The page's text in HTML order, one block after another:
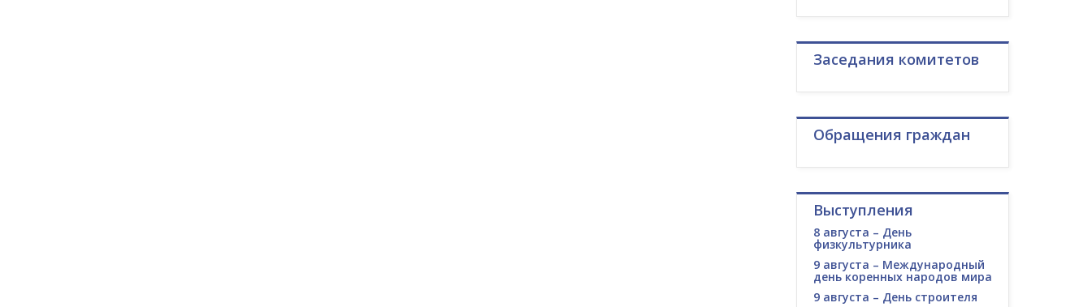
Заседания комитетов
Обращения граждан
Выступления
8 августа – День
физкультурника
9 августа – Международный
день коренных народов мира
9 августа – День строителя